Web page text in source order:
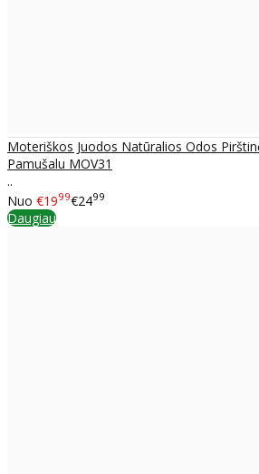
Moteriškos Juodos Natūralios Odos
Pamušalu MOV31
..
Nuo €1999€2499
Daugiau